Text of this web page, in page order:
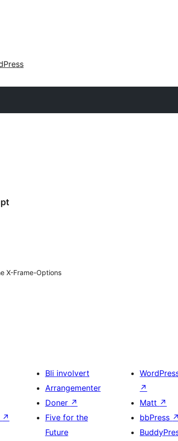
X-Frame-Options
↗
Bli involvert
Arrangementer
Doner ↗
Five for the
Future
↗
Matt ↗
bbPress ↗